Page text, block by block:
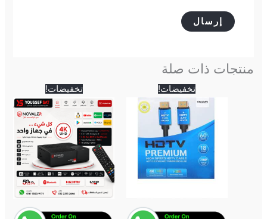
منتجات ذات صلة
تخفيضات!
السعر
الأصلي
هو:
250 EGP.
هو:
200 EGP.
تخفيضات!
السعر
الأصلي
هو:
هو:
EGP.